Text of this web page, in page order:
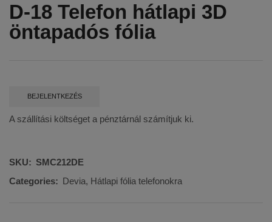
D-18 Telefon hátlapi 3D
öntapadós fólia
BEJELENTKEZÉS
A szállítási költséget a pénztárnál számítjuk ki.
SKU: SMC212DE
Categories: Devia, Hátlapi fólia telefonokra